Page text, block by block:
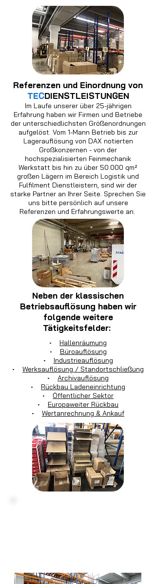
Referenzen und Einordnung von
TECDIENSTLEISTUNGEN
Im Laufe unserer über 25-jährigen
Erfahrung haben wir Firmen und Betriebe
der unterschiedlichsten Größenordnungen
aufgelöst. Vom 1-Mann Betrieb bis zur
Lagerauflösung von DAX notierten
Großkonzernen - von der
hochspezialisierten Feinmechanik
Werkstatt bis hin zu über 50.000 qm²
großen Lägern im Bereich Logistik und
Fulfilment Dienstleistern, sind wir der
starke Partner an Ihrer Seite. Sprechen Sie
uns bitte persönlich auf unsere
Referenzen und Erfahrungswerte an.
Neben der klassischen
Betriebsauflösung haben wir
folgende weitere
Tätigkeitsfelder:
• Hallenräumung
• Büroauflösung
• Industrieauflösung
• Werksauflösung / Standortschließung
• Archivauflösung
• Rückbau Ladeneinrichtung
• Öffentlicher Sektor
• Europaweiter Rückbau
• Wertanrechnung & Ankauf